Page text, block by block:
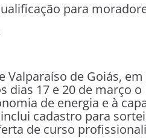
para
Valparaíso de Goiás,
dias 17 e 20 de março
de energia e à
cadastro para
de curso